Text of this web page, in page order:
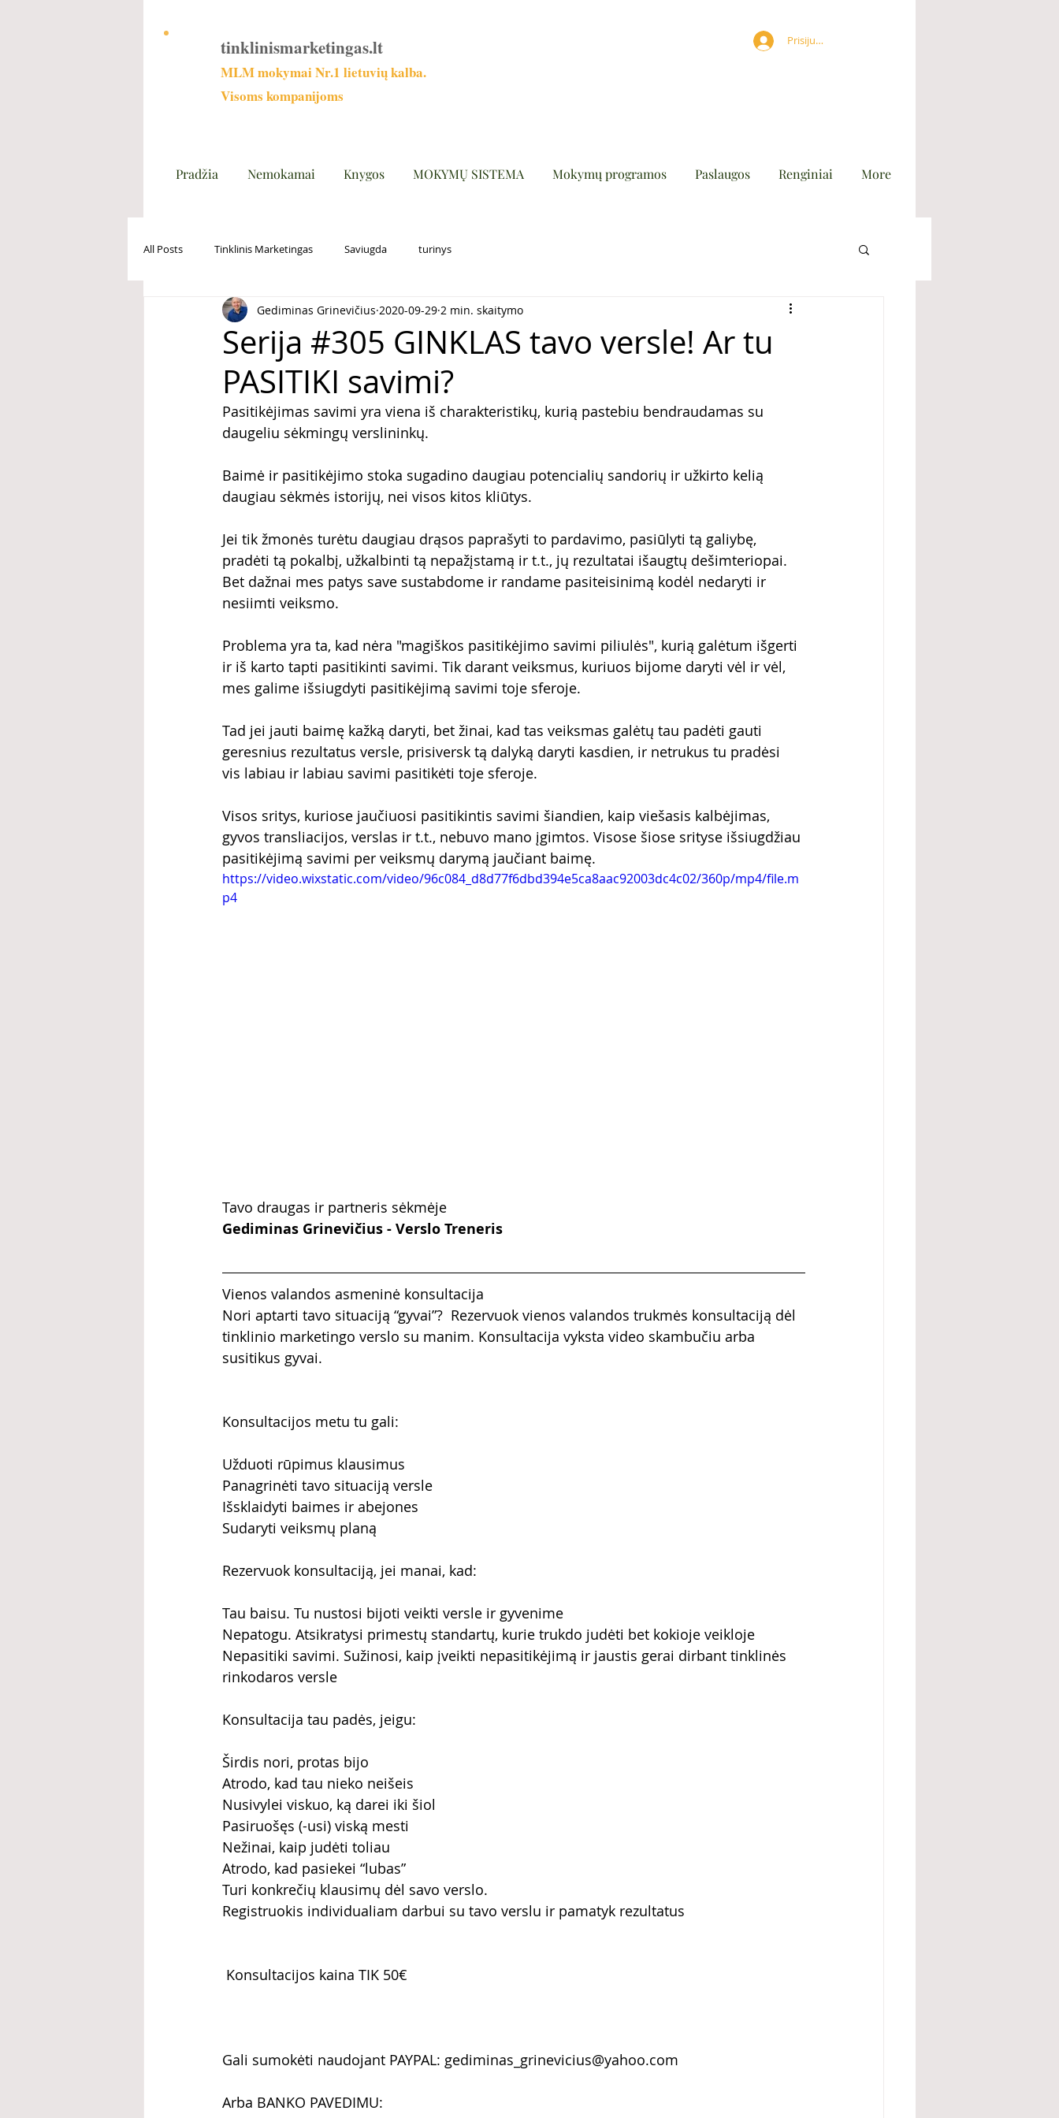
tinklinismarketingas.lt
MLM mokymai Nr.1 lietuvių kalba.
Visoms kompanijoms
Prisijungti
Pradžia Nemokamai Knygos MOKYMŲ SISTEMA Mokymų programos Paslaugos Renginiai More
All Posts Tinklinis Marketingas Saviugda turinys
Serija #305 GINKLAS tavo versle! Ar tu
PASITIKI savimi?
Gediminas Grinevičius 2020-09-29 2 min. skaitymo
Pasitikėjimas savimi yra viena iš charakteristikų, kurią pastebiu bendraudamas su
daugeliu sėkmingų verslininkų.
Baimė ir pasitikėjimo stoka sugadino daugiau potencialių sandorių ir užkirto kelią
daugiau sėkmės istorijų, nei visos kitos kliūtys.
Jei tik žmonės turėtu daugiau drąsos paprašyti to pardavimo, pasiūlyti tą galiybę,
pradėti tą pokalbį, užkalbinti tą nepažįstamą ir t.t., jų rezultatai išaugtų dešimteriopai.
Bet dažnai mes patys save sustabdome ir randame pasiteisinimą kodėl nedaryti ir
nesiimti veiksmo.
Problema yra ta, kad nėra "magiškos pasitikėjimo savimi piliulės", kurią galėtum išgerti
ir iš karto tapti pasitikinti savimi. Tik darant veiksmus, kuriuos bijome daryti vėl ir vėl,
mes galime išsiugdyti pasitikėjimą savimi toje sferoje.
Tad jei jauti baimę kažką daryti, bet žinai, kad tas veiksmas galėtų tau padėti gauti
geresnius rezultatus versle, prisiversk tą dalyką daryti kasdien, ir netrukus tu pradėsi
vis labiau ir labiau savimi pasitikėti toje sferoje.
Visos sritys, kuriose jaučiuosi pasitikintis savimi šiandien, kaip viešasis kalbėjimas,
gyvos transliacijos, verslas ir t.t., nebuvo mano įgimtos. Visose šiose srityse išsiugdžiau
pasitikėjimą savimi per veiksmų darymą jaučiant baimę.
https://video.wixstatic.com/video/96c084_d8d77f6dbd394e5ca8aac92003dc4c02/360p/mp4/file.m
p4
Tavo draugas ir partneris sėkmėje
Gediminas Grinevičius - Verslo Treneris
Vienos valandos asmeninė konsultacija
Nori aptarti tavo situaciją “gyvai”?  Rezervuok vienos valandos trukmės konsultaciją dėl
tinklinio marketingo verslo su manim. Konsultacija vyksta video skambučiu arba
susitikus gyvai.
Konsultacijos metu tu gali:
Užduoti rūpimus klausimus
Panagrinėti tavo situaciją versle
Išsklaidyti baimes ir abejones
Sudaryti veiksmų planą
Rezervuok konsultaciją, jei manai, kad:
Tau baisu. Tu nustosi bijoti veikti versle ir gyvenime
Nepatogu. Atsikratysi primestų standartų, kurie trukdo judėti bet kokioje veikloje
Nepasitiki savimi. Sužinosi, kaip įveikti nepasitikėjimą ir jaustis gerai dirbant tinklinės
rinkodaros versle
Konsultacija tau padės, jeigu:
Širdis nori, protas bijo
Atrodo, kad tau nieko neišeis
Nusivylei viskuo, ką darei iki šiol
Pasiruošęs (-usi) viską mesti
Nežinai, kaip judėti toliau
Atrodo, kad pasiekei “lubas”
Turi konkrečių klausimų dėl savo verslo.
Registruokis individualiam darbui su tavo verslu ir pamatyk rezultatus
Konsultacijos kaina TIK 50€
Gali sumokėti naudojant PAYPAL: gediminas_grinevicius@yahoo.com
Arba BANKO PAVEDIMU: